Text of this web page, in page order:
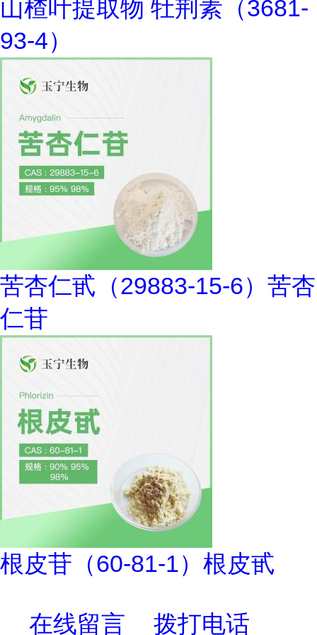
山楂叶提取物 牡荆素（3681-
93-4）
苦杏仁甙（29883-15-6）苦杏
仁苷
根皮苷（60-81-1）根皮甙
在线留言 拨打电话